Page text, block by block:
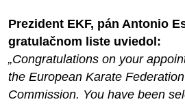
Prezident EKF, pán Antonio
gratulačnom liste uviedol:
„Congratulations on your
the European Karate
Commission. You have been